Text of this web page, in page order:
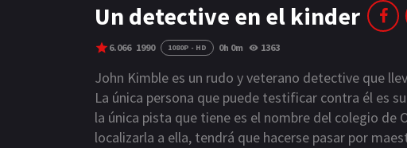
Un detective en el kinder
6.066 1990 1080P - HD 0h 0m 1363
John Kimble es un rudo y veterano detective que
La única persona que puede testificar contra él es
la única pista que tiene es el nombre del colegio de
localizarla a ella, tendrá que hacerse pasar por